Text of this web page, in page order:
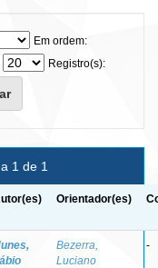
Em ordem:
Registro(s):
1 de 1
Orientador(es)
Bezerra,
Luciano
-